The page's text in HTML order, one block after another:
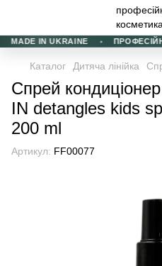
MADE IN UKRAINE
Каталог Дитяча лінійка
Спрей
IN detangles kids
200 ml
Артикул: FF00077